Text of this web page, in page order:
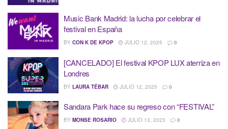
Music Bank Madrid: la lucha por celebrar el
festival en España
BY CON K DE KPOP JULIO 12, 2025 0
[CANCELADO] El festival KPOP LUX aterriza en
Londres
BY LAURA TÉBAR JULIO 12, 2025 0
Sandara Park hace su regreso con “FESTIVAL”
BY MONSE ROSARIO JULIO 13, 2023 0